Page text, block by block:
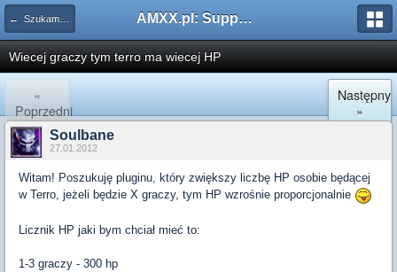
← Szukam pluginu AMXX.pl: Support AMX Mod X i SourceMod
Wiecej graczy tym terro ma wiecej HP
«
Poprzedni
Następny
»
Soulbane
27.01.2012
Witam! Poszukuję pluginu, który zwiększy liczbę HP osobie będącej
w Terro, jeżeli będzie X graczy, tym HP wzrośnie proporcjonalnie
Licznik HP jaki bym chciał mieć to:
1-3 graczy - 300 hp